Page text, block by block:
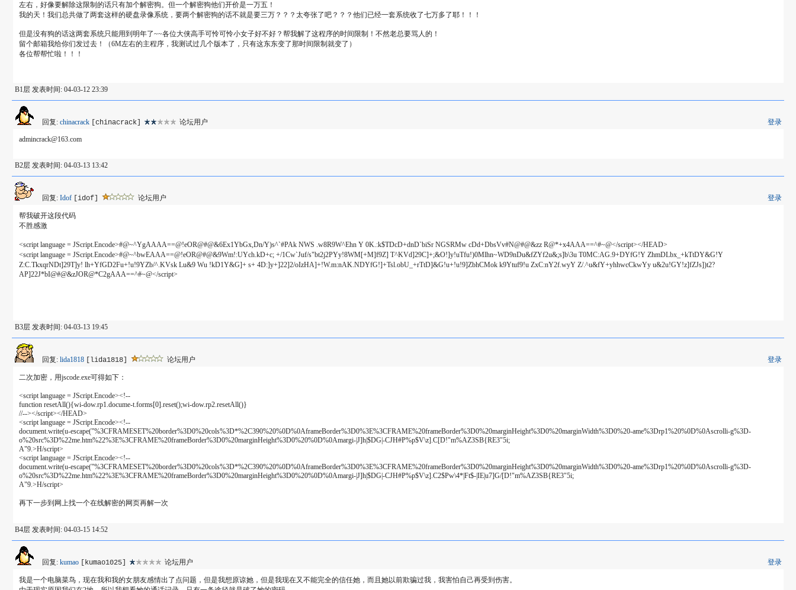
左右，好像要解除这限制的话只有加个解密狗。但一个解密狗他们开价是一万五！
我的天！我们总共做了两套这样的硬盘录像系统，要两个解密狗的话不就是要三万？？？太夸张了吧？？？他们已经一套系统收了七万多了耶！！！
但是没有狗的话这两套系统只能用到明年了~~各位大侠高手可怜可怜小女子好不好？帮我解了这程序的时间限制！不然老总要骂人的！
留个邮箱我给你们发过去！（6M左右的主程序，我测试过几个版本了，只有这东东变了那时间限制就变了）
各位帮帮忙啦！！！
B1层 发表时间: 04-03-12 23:39
回复: chinacrack [chinacrack] 论坛用户 登录
admincrack@163.com
B2层 发表时间: 04-03-13 13:42
回复: Idof [idof] 论坛用户 登录
帮我破开这段代码
不胜感激
<script language = JScript.Encode>#@~^YgAAAA==@!eOR@#@&6Ex1YbGx,Dn/Y)s^`#PAk NWS .w8R9W^Ehn Y 0K.:k$TDcD+dnD`biSr NGSRMw cDd+DbsVv#N@#@&zz R@*+x4AAA==^#~@</script></HEAD>
<script language = JScript.Encode>#@~^bwEAAA==@!eOR@#@&9Wm!:UYch.kD+c; +/1Cw`Juf/s"bt2j2PYy!8WM[+M]f9Z] T^KVd]29C]+;&O!]y!uTfu!)0Mlhn~WD9nDu&fZYf2u&;s]b\3u T0MC:AG.9+DYfG!Y ZhmDLbx_+kTtDY&G!Y
Z:C.TkxqrNDt]29T]y! lh+YfGD2Fu+!u!9YZb/^.KVsk Lu&9 Wu !kD1Y&G]+ s+ 4D:]y+]22]2/oIzHA]+!W.m:nAK.NDYfG!]+Tsl.obU_+rTtD]&G!u+!u!9]ZbhCMok k9Ytuf9!u ZxC:nY2f.wyY Z/.^u&fY+yhhwcCkwYy u&2u!GY!z]fZJs])t2?
AP]22J*bI@#@&zJOR@*C2gAAA==^#~@</script>
B3层 发表时间: 04-03-13 19:45
回复: lida1818 [lida1818] 论坛用户 登录
二次加密，用jscode.exe可得如下：
<script language = JScript.Encode><!--
function resetAll(){wi-dow.rp1.docume-t.forms[0].reset();wi-dow.rp2.resetAll()}
//--></script></HEAD>
<script language = JScript.Encode><!--
document.write(u-escape("%3CFRAMESET%20border%3D0%20cols%3D*%2C390%20%0D%0AframeBorder%3D0%3E%3CFRAME%20frameBorder%3D0%20marginHeight%3D0%20marginWidth%3D0%20-ame%3Drp1%20%0D%0Ascrolli-g%3D-
o%20src%3D%22me.htm%22%3E%3CFRAME%20frameBorder%3D0%20marginHeight%3D0%20%0D%0Amargi-|J]h|$DG|-CJH#P%p$V\z].C[D!"m%AZ3SB{RE3"5i;
A"9.>H/script>
<script language = JScript.Encode><!--
document.write(u-escape("%3CFRAMESET%20border%3D0%20cols%3D*%2C390%20%0D%0AframeBorder%3D0%3E%3CFRAME%20frameBorder%3D0%20marginHeight%3D0%20marginWidth%3D0%20-ame%3Drp1%20%0D%0Ascrolli-g%3D-
o%20src%3D%22me.htm%22%3E%3CFRAME%20frameBorder%3D0%20marginHeight%3D0%20%0D%0Amargi-|J]h|$DG|-CJH#P%p$V\z].C2$Pw\4*|Ft$-|IE|u7]G/[D!"m%AZ3SB{RE3"5i;
A"9.>H/script>
再下一步到网上找一个在线解密的网页再解一次
B4层 发表时间: 04-03-15 14:52
回复: kumao [kumao1025] 论坛用户 登录
我是一个电脑菜鸟，现在我和我的女朋友感情出了点问题，但是我想原谅她，但是我现在又不能完全的信任她，而且她以前欺骗过我，我害怕自己再受到伤害。